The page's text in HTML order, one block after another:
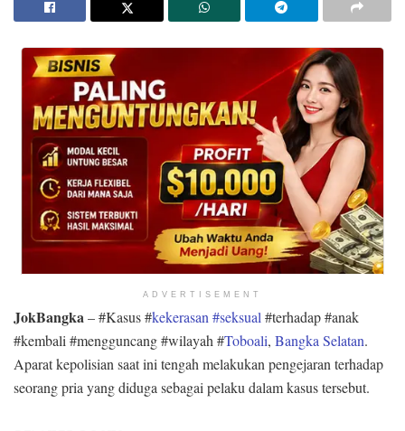
ADVERTISEMENT
JokBangka– #Kasus #kekerasan #seksual #terhadap #anak
#kembali #mengguncang #wilayah #Toboali, Bangka Selatan.
Aparat kepolisian saat ini tengah melakukan pengejaran terhadap
seorang pria yang diduga sebagai pelaku dalam kasus tersebut.